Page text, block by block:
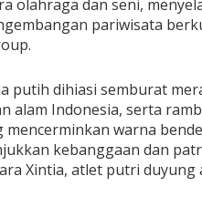
olahraga dan seni,
pariwisata
putih dihiasi semburat
alam Indonesia, serta
warna
kebanggaan dan
Xintia, atlet putri duyung